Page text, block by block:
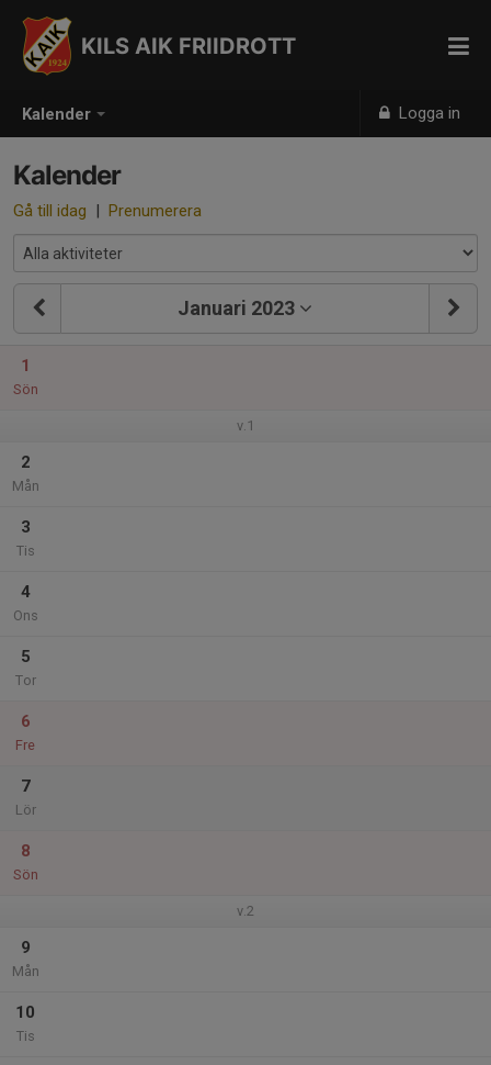
Kalender Logga in
KILS AIK FRIIDROTT
Kalender
Gå till idag | Prenumerera
Januari 2023
1
Sön
v.1
2
Mån
3
Tis
4
Ons
5
Tor
6
Fre
7
Lör
8
Sön
v.2
9
Mån
10
Tis